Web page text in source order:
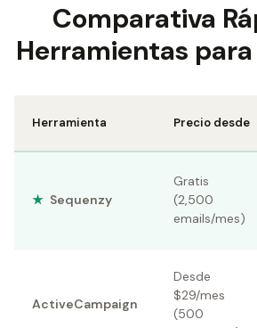
Comparativa
Herramientas
Herramienta Precio desde
★ Sequenzy
Gratis
(2,500
emails/mes)
ActiveCampaign
Desde
$29/mes
(500